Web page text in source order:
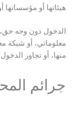
هيئاتها أو مؤسساتها
الدخول دون وجه
معلوماتي، أو شبكة
منها، أو تجاوز
جرائم